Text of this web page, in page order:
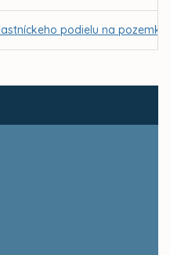
podielu na pozemku,